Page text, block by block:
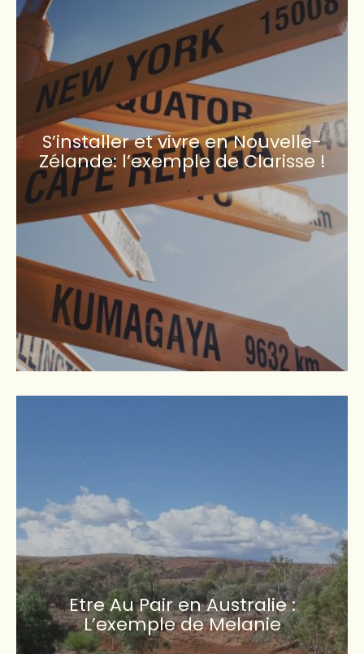
S’installer et vivre en Nouvelle-
Zélande: l’exemple de Clarisse !
Etre Au Pair en Australie :
L’exemple de Melanie